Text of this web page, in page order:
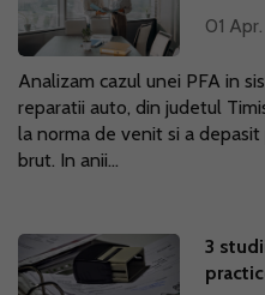
01
Analizam cazul unei PFA in
reparatii auto, din judetul
la norma de venit si a
brut. In anii...
3